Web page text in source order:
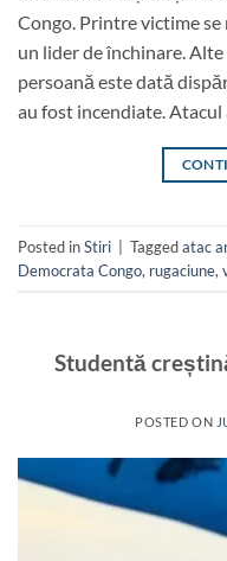
Congo. Printre victime
un lider de închinare.
persoană este dată
au fost incendiate.
Posted inStiri Taggedatac
Democrata Congo, rugaciune,
Studentă
POSTED ON